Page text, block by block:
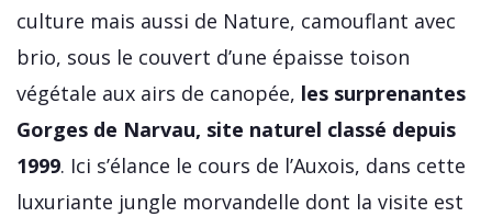
culture mais aussi de Nature, camouflant avec
brio, sous le couvert d’une épaisse toison
végétale aux airs de canopée, les surprenantes
Gorges de Narvau, site naturel classé depuis
1999. Ici s’élance le cours de l’Auxois, dans cette
luxuriante jungle morvandelle dont la visite est